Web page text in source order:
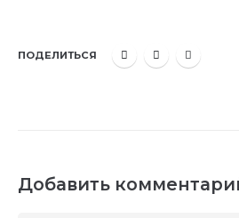
ПОДЕЛИТЬСЯ
Добавить